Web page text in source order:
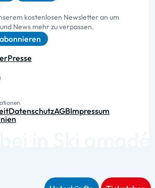
kostenlosen Newsletter an um
News mehr zu verpassen.
Presse
DatenschutzAGBImpressum